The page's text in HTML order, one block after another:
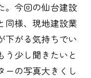
。今回の仙台建設
同様、現地建設業
下がる気持ちでい
う少し聞きたいと
ーの写真大きくし